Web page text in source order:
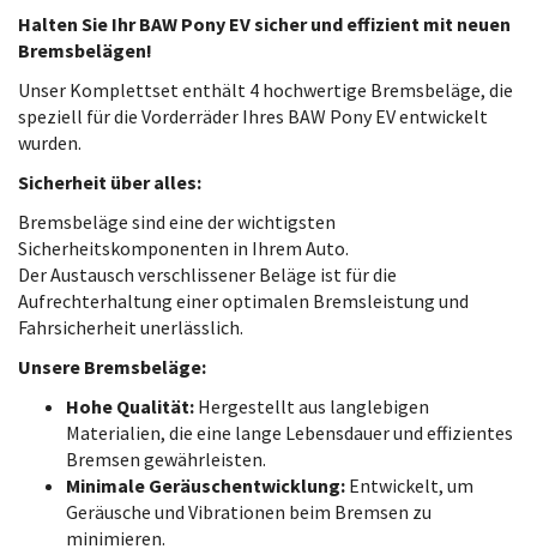
Halten Sie Ihr BAW Pony EV sicher und effizient mit neuen
Bremsbelägen!
Unser Komplettset enthält 4 hochwertige Bremsbeläge, die
speziell für die Vorderräder Ihres BAW Pony EV entwickelt
wurden.
Sicherheit über alles:
Bremsbeläge sind eine der wichtigsten
Sicherheitskomponenten in Ihrem Auto.
Der Austausch verschlissener Beläge ist für die
Aufrechterhaltung einer optimalen Bremsleistung und
Fahrsicherheit unerlässlich.
Unsere Bremsbeläge:
Hohe Qualität: Hergestellt aus langlebigen
Materialien, die eine lange Lebensdauer und effizientes
Bremsen gewährleisten.
Minimale Geräuschentwicklung: Entwickelt, um
Geräusche und Vibrationen beim Bremsen zu
minimieren.